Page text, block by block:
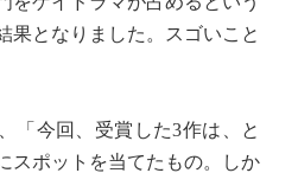
果となりました。スゴいこと
「今回、受賞した3作は、と
スポットを当てたもの。しか